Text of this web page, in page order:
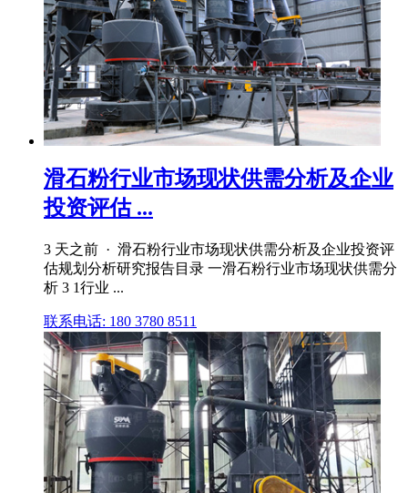
滑石粉行业市场现状供需分析及企业
投资评估 ...
3 天之前 · 滑石粉行业市场现状供需分析及企业投资评
估规划分析研究报告目录 一滑石粉行业市场现状供需分
析 3 1行业 ...
联系电话: 180 3780 8511